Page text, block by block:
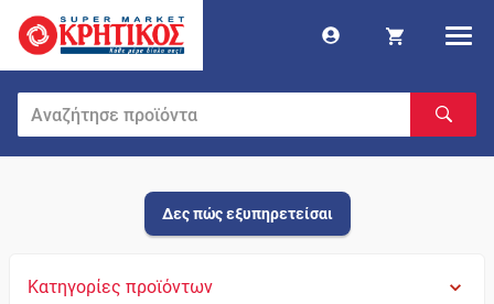
Δες πώς εξυπηρετείσαι
Κατηγορίες προϊόντων